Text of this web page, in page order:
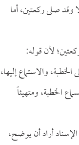
وقد صلى ركعتين، أما
لأن قوله:
والاستماع إليها،
الخطبة، ومتهيئاً
أراد أن يوضح،